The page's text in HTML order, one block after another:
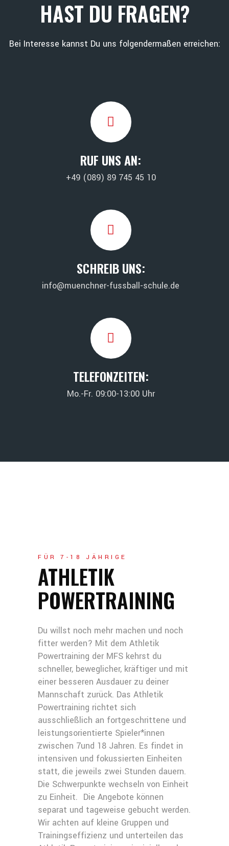
HAST DU FRAGEN?
Bei Interesse kannst Du uns folgendermaßen erreichen:
RUF UNS AN:
+49 (089) 89 745 45 10
SCHREIB UNS:
info@muenchner-fussball-schule.de
TELEFONZEITEN:
Mo.-Fr. 09:00-13:00 Uhr
FÜR 7-18 JÄHRIGE
ATHLETIK
POWERTRAINING
Du willst noch mehr machen und noch
fitter werden? Mit dem Athletik
Powertraining der MFS kehrst du
schneller, beweglicher, kräftiger und mit
einer besseren Ausdauer zu deiner
Mannschaft zurück. Das Athletik
Powertraining richtet sich
ausschließlich an fortgeschrittene und
leistungsorientierte Spieler*innen
zwischen 7und 18 Jahren. Es findet in
intensiven und fokussierten Einheiten
statt, die jeweils zwei Stunden dauern.
Die Schwerpunkte wechseln von Einheit
zu Einheit. Die Angebote können
separat und tageweise gebucht werden.
Wir achten auf kleine Gruppen und
Trainingseffizienz und unterteilen das